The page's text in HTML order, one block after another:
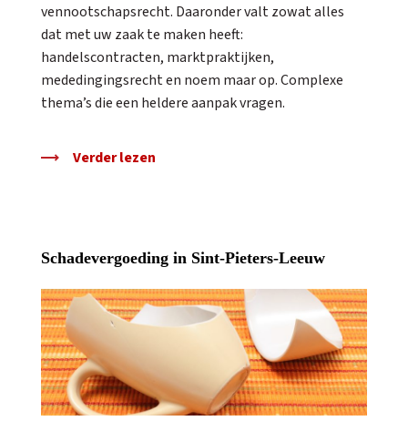
vennootschapsrecht. Daaronder valt zowat alles
dat met uw zaak te maken heeft:
handelscontracten, marktpraktijken,
mededingingsrecht en noem maar op. Complexe
thema’s die een heldere aanpak vragen.
Verder lezen
Schadevergoeding in Sint-Pieters-Leeuw